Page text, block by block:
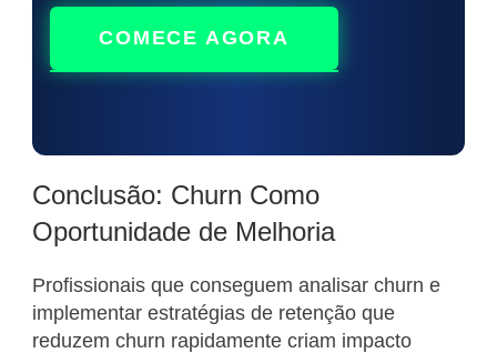
COMECE AGORA
Conclusão: Churn Como
Oportunidade de Melhoria
Profissionais que conseguem analisar churn e
implementar estratégias de retenção que
reduzem churn rapidamente criam impacto